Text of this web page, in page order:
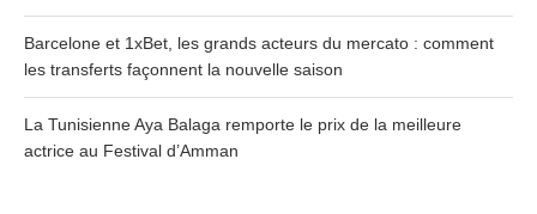
Barcelone et 1xBet, les grands acteurs du mercato : comment
les transferts façonnent la nouvelle saison
La Tunisienne Aya Balaga remporte le prix de la meilleure
actrice au Festival d’Amman